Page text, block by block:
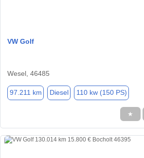
VW Golf
Wesel, 46485
97.211 km Diesel 110 kw (150 PS)
★